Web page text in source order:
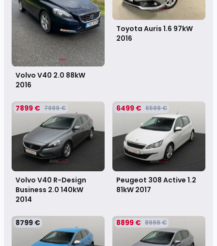
Volvo V40 2.0 88kW
2016
Toyota Auris 1.6 97kW
2016
7899 € 7999 €
Volvo V40 R-Design
Business 2.0 140kW
2014
6499 € 6599 €
Peugeot 308 Active 1.2
81kW 2017
8799 € 8899 € 8999 €